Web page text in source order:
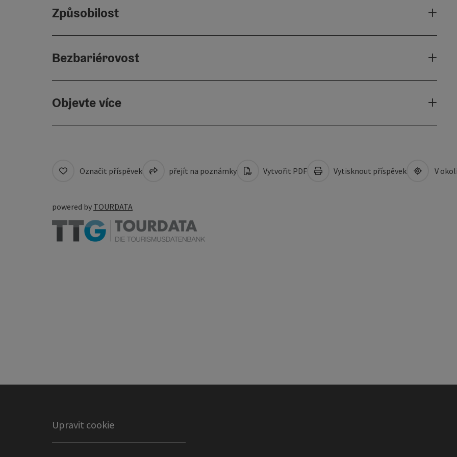
Způsobilost
Bezbariérovost
Objevte více
Označit příspěvek přejít na poznámky Vytvořit PDF Vytisknout příspěvek V
powered by TOURDATA
Upravit cookie